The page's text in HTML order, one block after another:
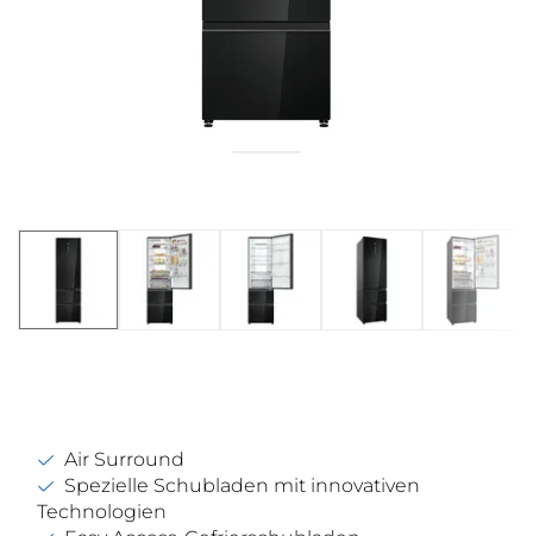
Air Surround
Spezielle Schubladen mit innovativen
Technologien